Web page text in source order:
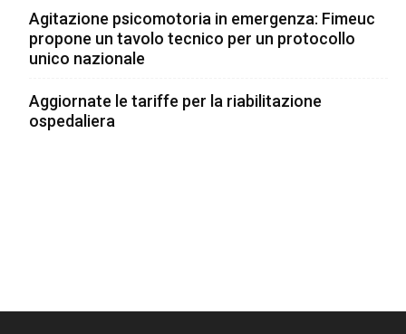
Agitazione psicomotoria in emergenza: Fimeuc
propone un tavolo tecnico per un protocollo
unico nazionale
Aggiornate le tariffe per la riabilitazione
ospedaliera